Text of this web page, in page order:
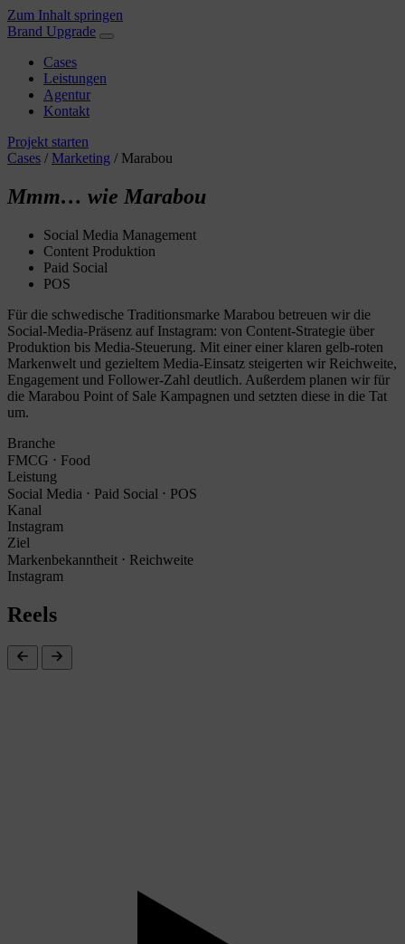
Zum Inhalt springen
Brand Upgrade
Cases
Leistungen
Agentur
Kontakt
Projekt starten
Cases / Marketing / Marabou
Mmm… wie Marabou
Social Media Management
Content Produktion
Paid Social
POS
Für die schwedische Traditionsmarke Marabou betreuen wir die
Social-Media-Präsenz auf Instagram: von Content-Strategie über
Produktion bis Media-Steuerung. Mit einer einer klaren gelb-roten
Markenwelt und gezieltem Media-Einsatz steigerten wir Reichweite,
Engagement und Follower-Zahl deutlich. Außerdem planen wir für
die Marabou Point of Sale Kampagnen und setzten diese in die Tat
um.
Branche
FMCG ⋅ Food
Leistung
Social Media ⋅ Paid Social ⋅ POS
Kanal
Instagram
Ziel
Markenbekanntheit ⋅ Reichweite
Instagram
Reels